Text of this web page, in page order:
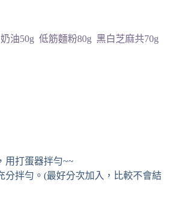
油50g 低筋麵粉80g 黑白芝麻共70g
用打蛋器拌勻~~
分拌勻。(最好分次加入，比較不會結